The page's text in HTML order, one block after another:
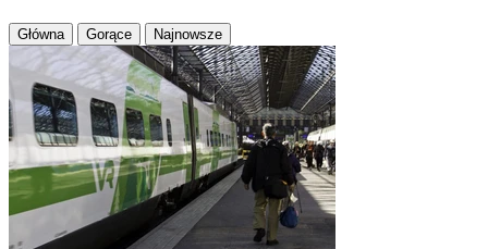
Główna Gorące Najnowsze